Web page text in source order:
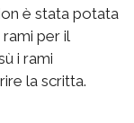
è stata potata
per il
i rami
la scritta.